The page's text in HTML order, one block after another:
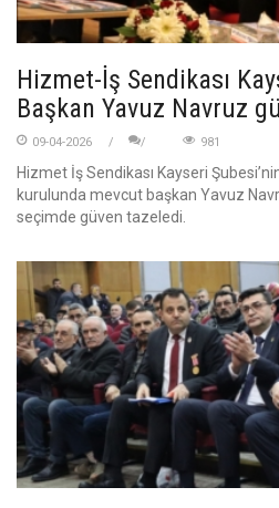
Hizmet-İş Sendikası
Başkan Yavuz Navruz
09-04-2026 981
Hizmet İş Sendikası Kayseri
kurulunda mevcut başkan Yavuz
seçimde güven tazeledi.